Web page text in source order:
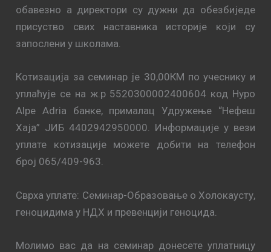
обавезно а директори су дужни да обезбиједе
присуство свих наставника историје који су
запослени у школама.
Котизација за семинар је 30,00КМ по учеснику и
уплаћује се на ж.р 5520300002400604 код Hypo
Alpe Adria банке, прималац Удружење “Нефеш
Хаја” ЈИБ 4402942950000. Информације у вези
уплате котизације можете добити на телефон
број 065/409-963.
Сврха уплате: Семинар-Образовање о Холокаусту,
геноцидима у НДХ и превенцији геноцида.
Молимо вас да на семинар донесете уплатницу